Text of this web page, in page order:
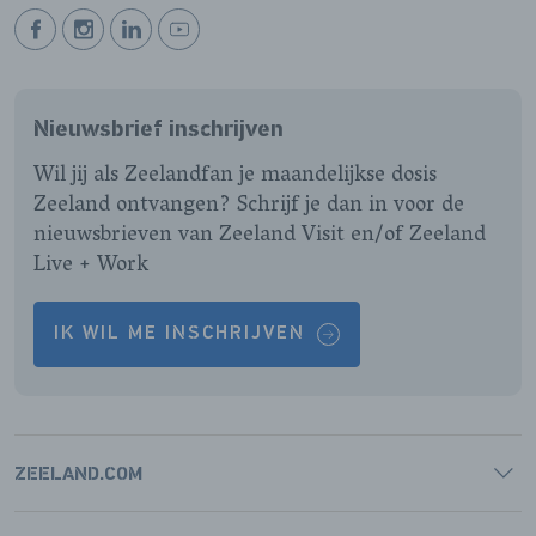
BEKIJK
PAGINA
BEKIJK
PAGINA
BEKIJK
PAGINA
BEKIJK
PAGINA
Nieuwsbrief inschrijven
Wil jij als Zeelandfan je maandelijkse dosis
Zeeland ontvangen? Schrijf je dan in voor de
nieuwsbrieven van Zeeland Visit en/of Zeeland
Live + Work
IK WIL ME INSCHRIJVEN
ZEELAND.COM